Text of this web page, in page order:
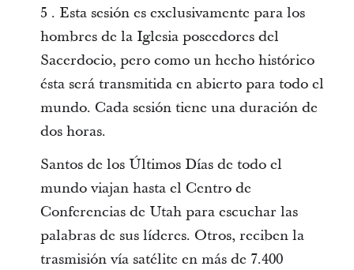
5 . Esta sesión es exclusivamente para los
hombres de la Iglesia poseedores del
Sacerdocio, pero como un hecho histórico
ésta será transmitida en abierto para todo el
mundo. Cada sesión tiene una duración de
dos horas.
Santos de los Últimos Días de todo el
mundo viajan hasta el Centro de
Conferencias de Utah para escuchar las
palabras de sus líderes. Otros, reciben la
trasmisión vía satélite en más de 7.400